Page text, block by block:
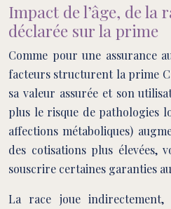
Impact de l’âge, de la
déclarée sur la prime
Comme pour une assurance
facteurs structurent la prime
sa valeur assurée et son
plus le risque de pathologies
affections métaboliques)
des cotisations plus élevées,
souscrire certaines garanties
La race joue